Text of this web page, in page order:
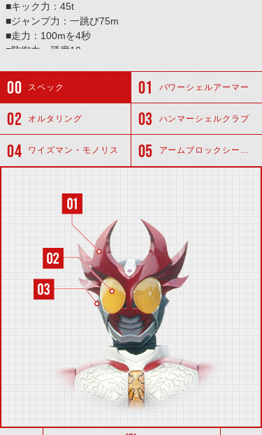
■キック力：45t
■ジャンプ力：一跳び75m
■走力：100mを4秒
■防御力：硬度10
スペック パワーシェルアーマー
オルタリング ハンマーシェルクラブ
ワイズマン・モノリス アームブロックシールド